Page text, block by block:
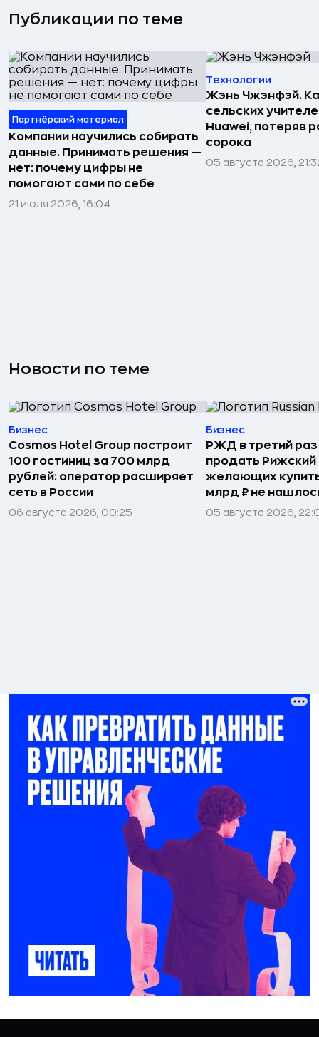
Публикации по теме
Партнёрский материал
Компании научились собирать
данные. Принимать решения —
нет: почему цифры не
помогают сами по себе
21 июля 2026, 16:04
Технологии
Жэнь Чжэнфэй.
сельских
Huawei, потеряв
сорока
05 августа 2026,
Новости по теме
Бизнес
Cosmos Hotel Group построит
100 гостиниц за 700 млрд
рублей: оператор расширяет
сеть в России
06 августа 2026, 00:25
Бизнес
РЖД в третий
продать Рижский
желающих
млрд ₽ не
05 августа 2026,